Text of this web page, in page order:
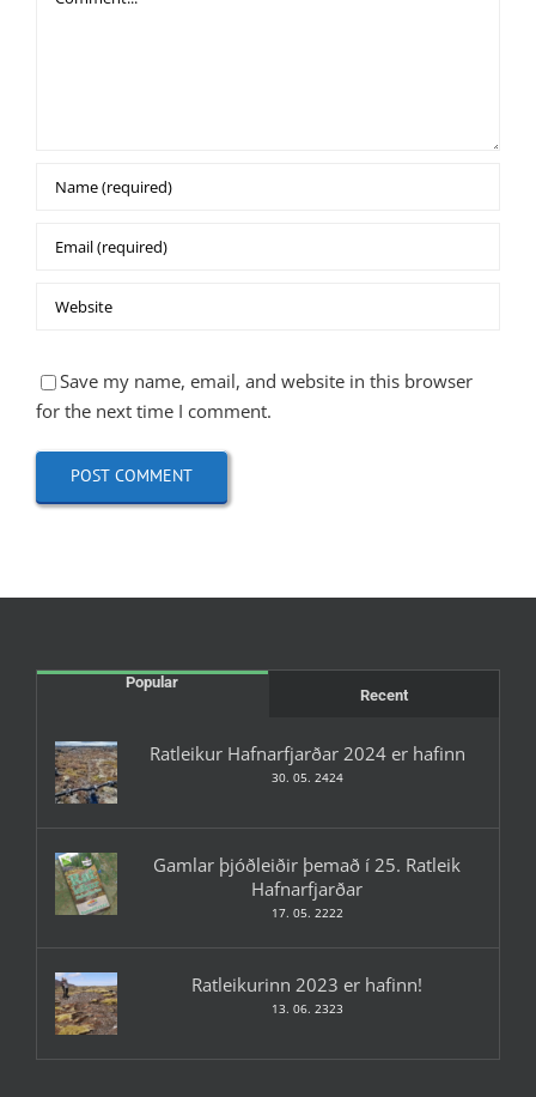
Save my name, email, and website in this browser
for the next time I comment.
Popular
Recent
Ratleikur Hafnarfjarðar 2024 er hafinn
30. 05. 2424
Gamlar þjóðleiðir þemað í 25. Ratleik
Hafnarfjarðar
17. 05. 2222
Ratleikurinn 2023 er hafinn!
13. 06. 2323